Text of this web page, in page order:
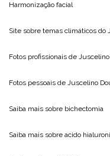
Harmonização facial
Site sobre temas climáticos do
Fotos profissionais de
Fotos pessoais de Juscelino
Saiba mais sobre bichectomia
Saiba mais sobre acido